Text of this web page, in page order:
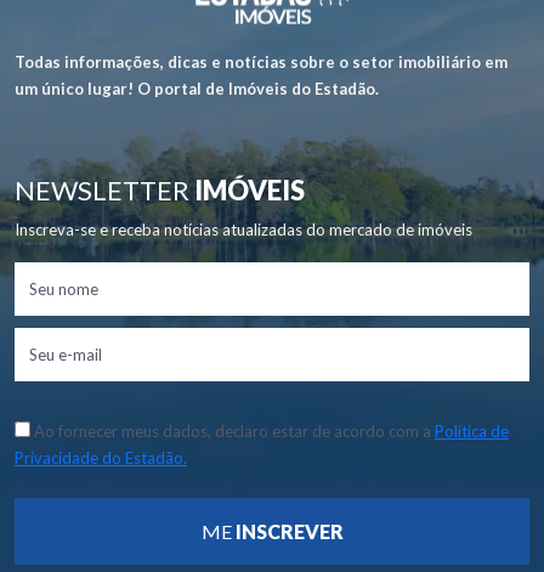
Todas informações, dicas e notícias sobre o setor imobiliário em
um único lugar! O portal de Imóveis do Estadão.
NEWSLETTERIMÓVEIS
Inscreva-se e receba notícias atualizadas do mercado de imóveis
Ao fornecer meus dados, declaro estar de acordo com a Política de
Privacidade do Estadão.
ME INSCREVER